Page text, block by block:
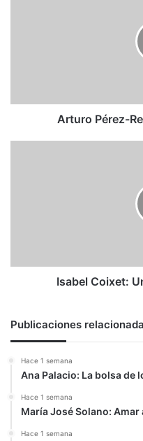
Arturo Pérez-
Isabel Coixet:
Publicaciones
Hace 1 semana
Ana Palacio: La bolsa de
Hace 1 semana
María José Solano: Amar
Hace 1 semana